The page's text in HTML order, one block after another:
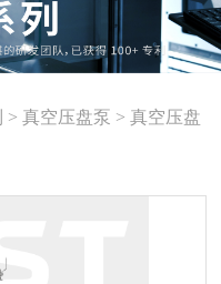
>真空压盘泵 > 真空压盘